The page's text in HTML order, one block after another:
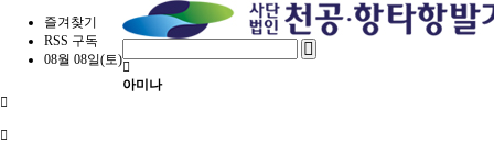
즐겨찾기
RSS 구독
08월 08일(토)
아미나